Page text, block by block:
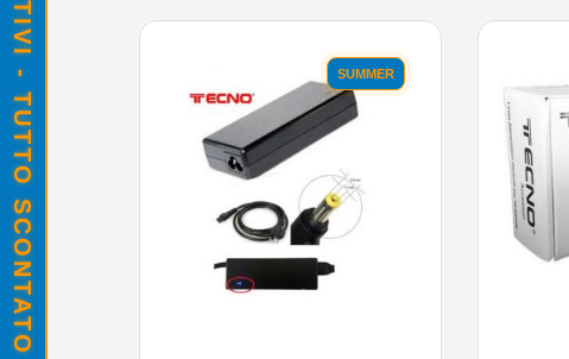
SUMMER
SALDI ESTIVI - TUTTO SCONTATO